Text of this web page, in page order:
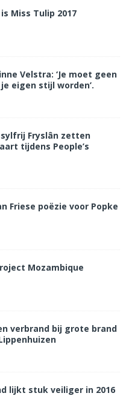
Miss Tulip 2017
Velstra: ‘Je moet geen
eigen stijl worden’.
Fryslân zetten
tijdens People’s
Friese poëzie voor Popke
Mozambique
verbrand bij grote brand
lijkt stuk veiliger in 2016